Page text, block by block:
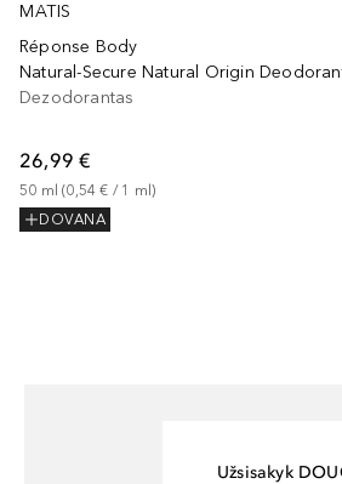
MATIS
Réponse Body
Dezodorantas
26,99 €
50 ml (0,54 € / 1 ml)
DOVANA
Užsisakyk